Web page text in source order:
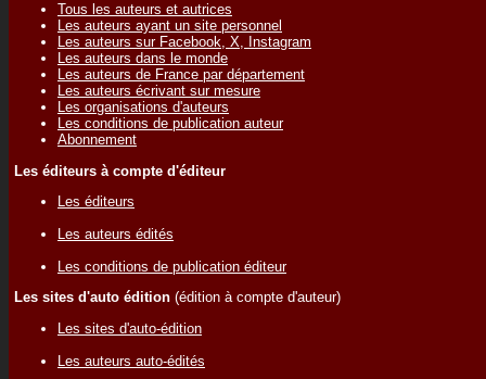
Tous les auteurs et autrices
Les auteurs ayant un site personnel
Les auteurs sur Facebook, X, Instagram
Les auteurs dans le monde
Les auteurs de France par département
Les auteurs écrivant sur mesure
Les organisations d'auteurs
Les conditions de publication auteur
Abonnement
Les éditeurs à compte d'éditeur
Les éditeurs
Les auteurs édités
Les conditions de publication éditeur
Les sites d'auto édition (édition à compte d'auteur)
Les sites d'auto-édition
Les auteurs auto-édités